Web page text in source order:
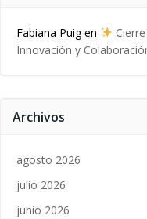
Fabiana Puigen
Innovación y
Archivos
agosto 2026
julio 2026
junio 2026